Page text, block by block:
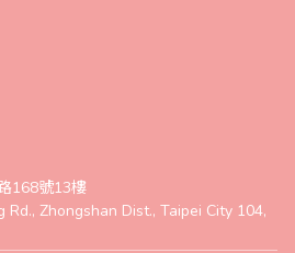
168號13樓
Rd., Zhongshan Dist., Taipei City 104,